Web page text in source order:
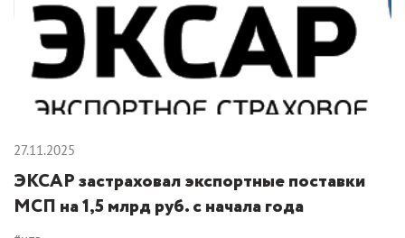
27.11.2025
ЭКСАР застраховал экспортные поставки
МСП на 1,5 млрд руб. с начала года